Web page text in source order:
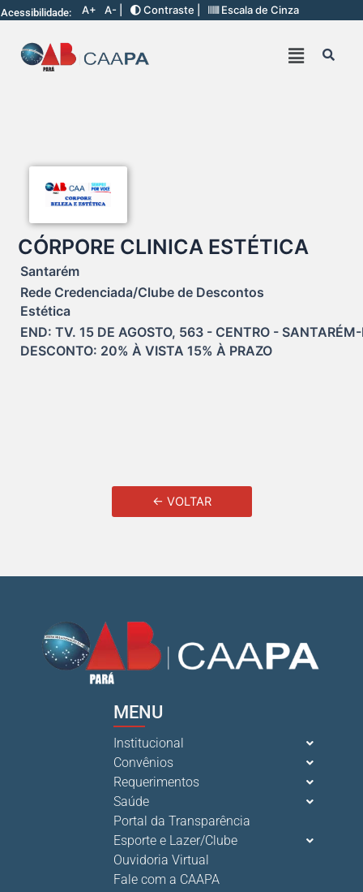
Acessibilidade: A+ A- | Contraste | Escala de Cinza
CÓRPORE CLINICA ESTÉTICA
Santarém
Rede Credenciada/Clube de Descontos
Estética
END: TV. 15 DE AGOSTO, 563 - CENTRO -
DESCONTO: 20% À VISTA 15% À PRAZO
← VOLTAR
MENU
Institucional
Convênios
Requerimentos
Saúde
Portal da Transparência
Esporte e Lazer/Clube
Ouvidoria Virtual
Fale com a CAAPA